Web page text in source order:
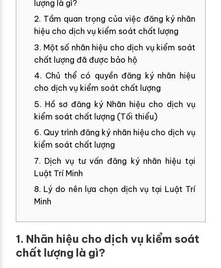
lượng là gì?
2. Tầm quan trọng của việc đăng ký nhãn
hiệu cho dịch vụ kiểm soát chất lượng
3. Một số nhãn hiệu cho dịch vụ kiểm soát
chất lượng đã được bảo hộ
4. Chủ thể có quyền đăng ký nhãn hiệu
cho dịch vụ kiểm soát chất lượng
5. Hồ sơ đăng ký Nhãn hiệu cho dịch vụ
kiểm soát chất lượng (Tối thiểu)
6. Quy trình đăng ký nhãn hiệu cho dịch vụ
kiểm soát chất lượng
7. Dịch vụ tư vấn đăng ký nhãn hiệu tại
Luật Trí Minh
8. Lý do nên lựa chọn dịch vụ tại Luật Trí
Minh
1. Nhãn hiệu cho dịch vụ kiểm soát
chất lượng là gì?